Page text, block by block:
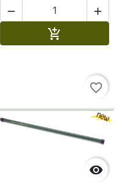
 


favorite_border